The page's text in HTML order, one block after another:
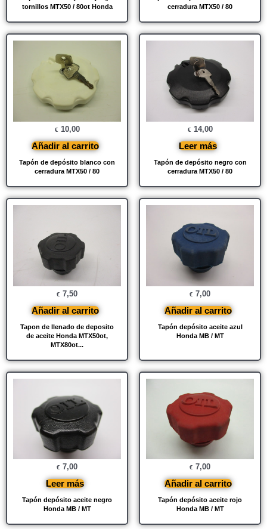
tornillos MTX50 / 80ot Honda
cerradura MTX50 / 80
Tapón de depósito blanco con
cerradura MTX50 / 80
€ 10,00
Añadir al carrito
Tapón de depósito negro con
cerradura MTX50 / 80
€ 14,00
Leer más
Tapon de llenado de deposito
de aceite Honda MTX50ot,
MTX80ot...
€ 7,50
Añadir al carrito
Tapón depósito aceite azul
Honda MB / MT
€ 7,00
Añadir al carrito
Tapón depósito aceite negro
Honda MB / MT
€ 7,00
Leer más
Tapón depósito aceite rojo
Honda MB / MT
€ 7,00
Añadir al carrito